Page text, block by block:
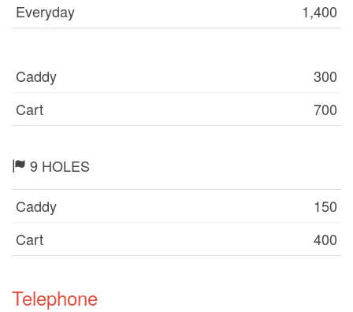
Everyday 1,400
Caddy
300
Cart
700
9 HOLES
Caddy
150
Cart
400
Telephone